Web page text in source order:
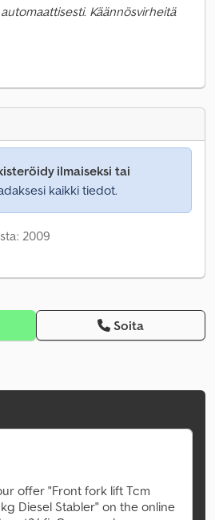
Käännösvirheitä
ilmaiseksi tai
kaikki tiedot.
2009
Soita